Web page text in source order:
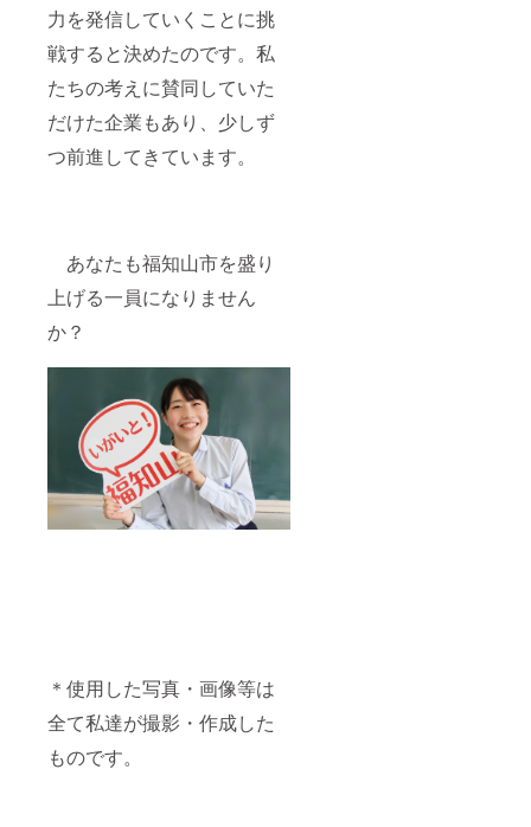
力を発信していくことに挑
戦すると決めたのです。私
たちの考えに賛同していた
だけた企業もあり、少しず
つ前進してきています。
あなたも福知山市を盛り
上げる一員になりません
か？
＊使用した写真・画像等は
全て私達が撮影・作成した
ものです。